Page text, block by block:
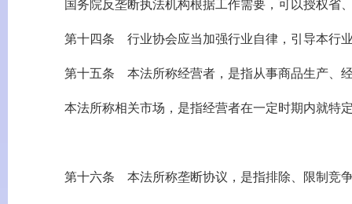
国务院反垄断执法机构根据工作需要，可以授权省、
第十四条 行业协会应当加强行业自律，引导本行业
第十五条 本法所称经营者，是指从事商品生产、经
本法所称相关市场，是指经营者在一定时期内就特
第十六条 本法所称垄断协议，是指排除、限制竞争